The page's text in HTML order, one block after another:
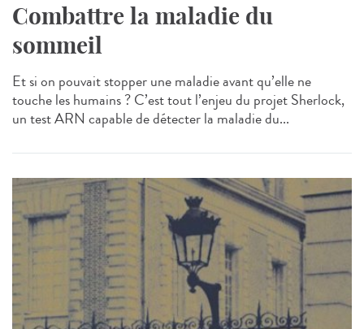
Combattre la maladie du
sommeil
Et si on pouvait stopper une maladie avant qu’elle ne
touche les humains ? C’est tout l’enjeu du projet Sherlock,
un test ARN capable de détecter la maladie du...